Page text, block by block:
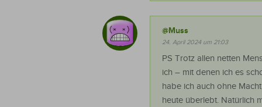
@Muss
24. April 2024 um 21:03
PS Trotz allen netten
ich – mit denen ich es
habe ich auch ohne
heute überlebt. Natürlich